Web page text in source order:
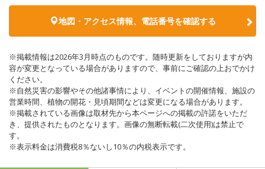
地図・アクセス情報、電話番号を確認する
※掲載情報は2026年3月時点のものです。随時更新をしておりますが内
容が変更となっている場合がありますので、事前にご確認の上おでかけ
ください。
※自然災害の影響やその他諸事情により、イベントの開催情報、施設の
営業時間、植物の開花・見頃期間などは変更になる場合があります。
※掲載されている画像は取材先から本ページへの掲載の許諾をいただ
き、提供されたものとなります。画像の無断転載(二次使用)は禁止で
す。
※表示料金は消費税8％ないし10％の内税表示です。